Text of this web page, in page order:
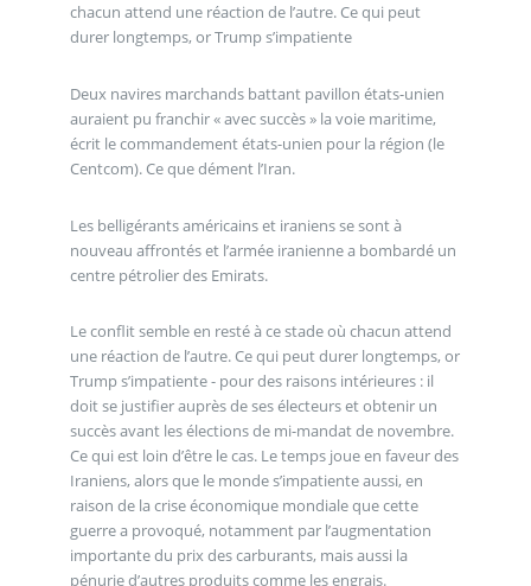
chacun attend une réaction de l’autre. Ce qui peut
durer longtemps, or Trump s’impatiente
Deux navires marchands battant pavillon états-unien
auraient pu franchir « avec succès » la voie maritime,
écrit le commandement états-unien pour la région (le
Centcom). Ce que dément l’Iran.
Les belligérants américains et iraniens se sont à
nouveau affrontés et l’armée iranienne a bombardé un
centre pétrolier des Emirats.
Le conflit semble en resté à ce stade où chacun attend
une réaction de l’autre. Ce qui peut durer longtemps, or
Trump s’impatiente - pour des raisons intérieures : il
doit se justifier auprès de ses électeurs et obtenir un
succès avant les élections de mi-mandat de novembre.
Ce qui est loin d’être le cas. Le temps joue en faveur des
Iraniens, alors que le monde s’impatiente aussi, en
raison de la crise économique mondiale que cette
guerre a provoqué, notamment par l’augmentation
importante du prix des carburants, mais aussi la
pénurie d’autres produits comme les engrais.